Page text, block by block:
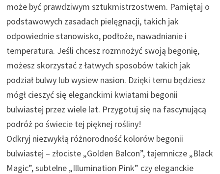
może być prawdziwym sztukmistrzostwem. Pamiętaj o
podstawowych zasadach pielęgnacji, takich jak
odpowiednie stanowisko, podłoże, nawadnianie i
temperatura. Jeśli chcesz rozmnożyć swoją begonię,
możesz skorzystać z łatwych sposobów takich jak
podział bulwy lub wysiew nasion. Dzięki temu będziesz
mógł cieszyć się eleganckimi kwiatami begonii
bulwiastej przez wiele lat. Przygotuj się na fascynującą
podróż po świecie tej pięknej rośliny!
Odkryj niezwykłą różnorodność kolorów begonii
bulwiastej – złociste „Golden Balcon”, tajemnicze „Black
Magic”, subtelne „Illumination Pink” czy eleganckie